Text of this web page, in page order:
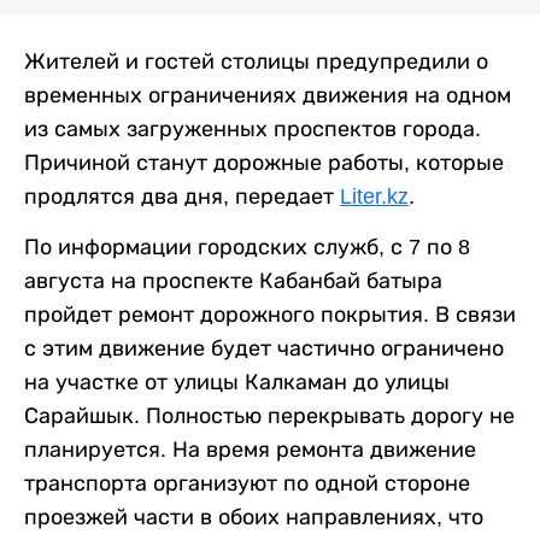
Жителей и гостей столицы предупредили о
временных ограничениях движения на одном
из самых загруженных проспектов города.
Причиной станут дорожные работы, которые
продлятся два дня, передает Liter.kz.
По информации городских служб, с 7 по 8
августа на проспекте Кабанбай батыра
пройдет ремонт дорожного покрытия. В связи
с этим движение будет частично ограничено
на участке от улицы Калкаман до улицы
Сарайшык. Полностью перекрывать дорогу не
планируется. На время ремонта движение
транспорта организуют по одной стороне
проезжей части в обоих направлениях, что